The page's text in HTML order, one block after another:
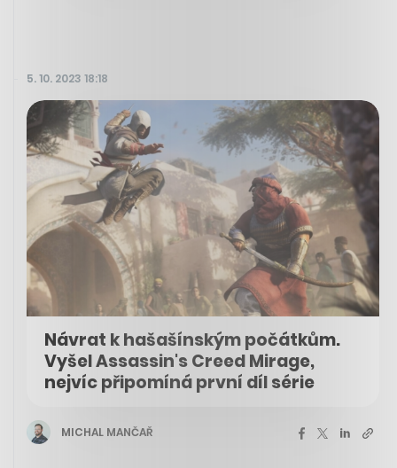
5. 10. 2023 18:18
Návrat k hašašínským počátkům.
Vyšel Assassin's Creed Mirage,
nejvíc připomíná první díl série
MICHAL MANČAŘ